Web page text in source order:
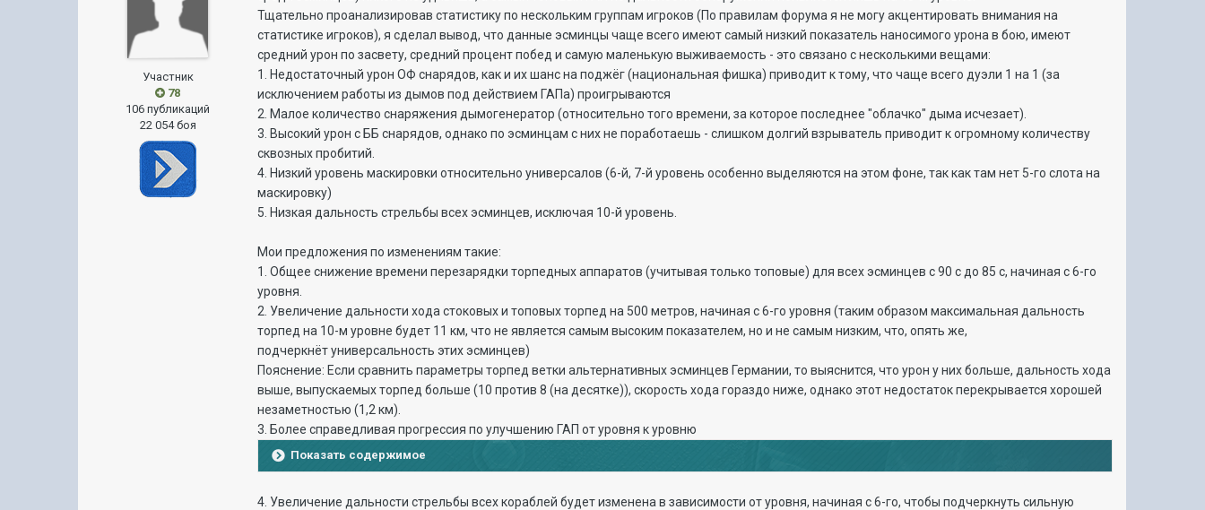
Участник
78
106 публикаций
22 054 боя
Тщательно проанализировав статистику по нескольким группам игроков (По правилам форума я не могу акцентировать внимания на
статистике игроков), я сделал вывод, что данные эсминцы чаще всего имеют самый низкий показатель наносимого урона в бою, имеют
средний урон по засвету, средний процент побед и самую маленькую выживаемость - это связано с несколькими вещами:
1. Недостаточный урон ОФ снарядов, как и их шанс на поджёг (национальная фишка) приводит к тому, что чаще всего дуэли 1 на 1 (за
исключением работы из дымов под действием ГАПа) проигрываются
2. Малое количество снаряжения дымогенератор (относительно того времени, за которое последнее "облачко" дыма исчезает).
3. Высокий урон с ББ снарядов, однако по эсминцам с них не поработаешь - слишком долгий взрыватель приводит к огромному количеству
сквозных пробитий.
4. Низкий уровень маскировки относительно универсалов (6-й, 7-й уровень особенно выделяются на этом фоне, так как там нет 5-го слота на
маскировку)
5. Низкая дальность стрельбы всех эсминцев, исключая 10-й уровень.
Мои предложения по изменениям такие:
1. Общее снижение времени перезарядки торпедных аппаратов (учитывая только топовые) для всех эсминцев с 90 с до 85 с, начиная с 6-го
уровня.
2. Увеличение дальности хода стоковых и топовых торпед на 500 метров, начиная с 6-го уровня (таким образом максимальная дальность
торпед на 10-м уровне будет 11 км, что не является самым высоким показателем, но и не самым низким, что, опять же,
подчеркнёт универсальность этих эсминцев)
Пояснение: Если сравнить параметры торпед ветки альтернативных эсминцев Германии, то выяснится, что урон у них больше, дальность хода
выше, выпускаемых торпед больше (10 против 8 (на десятке)), скорость хода гораздо ниже, однако этот недостаток перекрывается хорошей
незаметностью (1,2 км).
3. Более справедливая прогрессия по улучшению ГАП от уровня к уровню
Показать содержимое
4. Увеличение дальности стрельбы всех кораблей будет изменена в зависимости от уровня, начиная с 6-го, чтобы подчеркнуть сильную